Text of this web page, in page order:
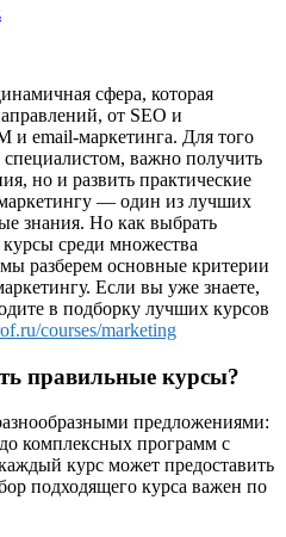
сфера, которая
от SEO и
и email-маркетинга. Для того
важно получить
но и развить практические
— один из лучших
знания. Но как выбрать
курсы среди множества
разберем основные критерии
Если вы уже знаете,
в подборку лучших курсов
courses/marketing
правильные курсы?
предложениями:
комплексных программ с
курс может предоставить
подходящего курса важен по